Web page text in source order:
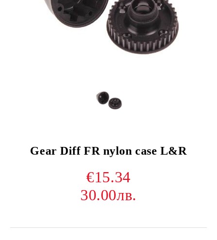
Gear Diff FR nylon case L&R
€15.34
30.00лв.